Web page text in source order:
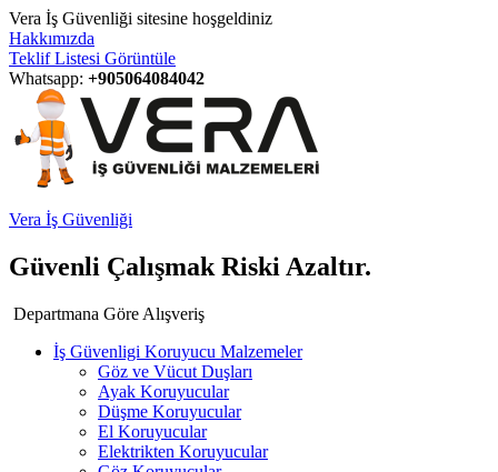
Vera İş Güvenliği sitesine hoşgeldiniz
Hakkımızda
Teklif Listesi Görüntüle
Whatsapp: +905064084042
Vera İş Güvenliği
Güvenli Çalışmak Riski Azaltır.
Departmana Göre Alışveriş
İş Güvenligi Koruyucu Malzemeler
Göz ve Vücut Duşları
Ayak Koruyucular
Düşme Koruyucular
El Koruyucular
Elektrikten Koruyucular